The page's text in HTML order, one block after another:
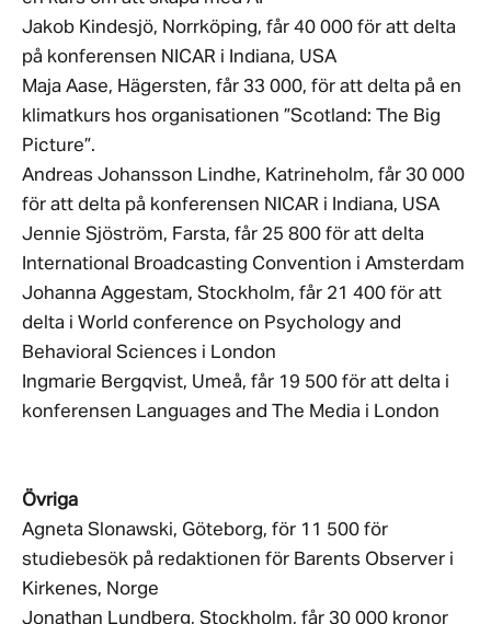
Jakob Kindesjö, Norrköping, får 40 000 för att delta
på konferensen NICAR i Indiana, USA
Maja Aase, Hägersten, får 33 000, för att delta på en
klimatkurs hos organisationen ”Scotland: The Big
Picture”.
Andreas Johansson Lindhe, Katrineholm, får 30 000
för att delta på konferensen NICAR i Indiana, USA
Jennie Sjöström, Farsta, får 25 800 för att delta
International Broadcasting Convention i Amsterdam
Johanna Aggestam, Stockholm, får 21 400 för att
delta i World conference on Psychology and
Behavioral Sciences i London
Ingmarie Bergqvist, Umeå, får 19 500 för att delta i
konferensen Languages and The Media i London
Övriga
Agneta Slonawski, Göteborg, för 11 500 för
studiebesök på redaktionen för Barents Observer i
Kirkenes, Norge
Jonathan Lundberg, Stockholm, får 30 000 kronor